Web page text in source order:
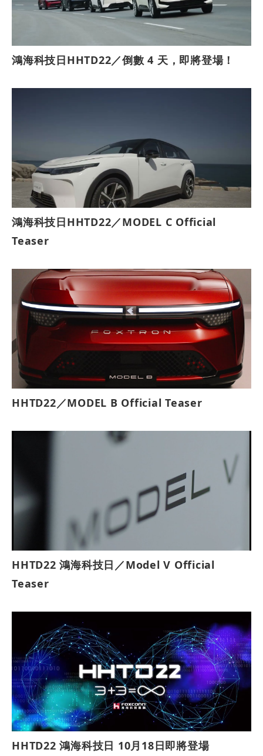
鴻海科技日HHTD22／倒數 4 天，即將登場！
鴻海科技日HHTD22／MODEL C Official
Teaser
HHTD22／MODEL B Official Teaser
HHTD22 鴻海科技日／Model V Official
Teaser
HHTD22 鴻海科技日 10月18日即將登場